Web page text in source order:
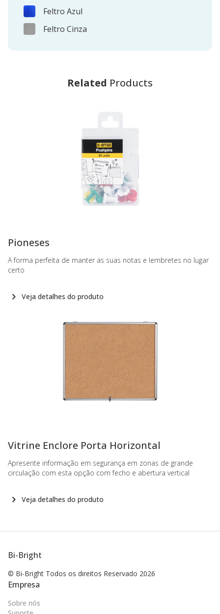
Feltro Azul
Feltro Cinza
Related Products
Pioneses
A forma perfeita de manter as suas notas e lembretes no lugar
certo
Veja detalhes do produto
Vitrine Enclore Porta Horizontal
Apresente informação em segurança em zonas de grande
circulação com esta opção com fecho e abertura vertical
Veja detalhes do produto
Bi-Bright
© Bi-Bright Todos os direitos Reservado 2026
Empresa
Sobre nós